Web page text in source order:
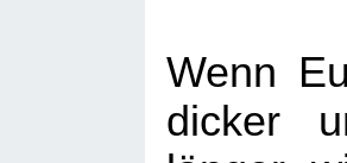
Wenn
dicker